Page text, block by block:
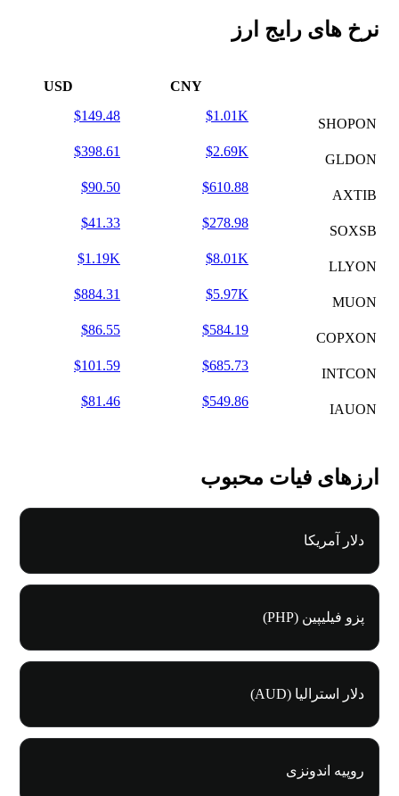
نرخ های رایج ارز
CNY
USD
SHOPON
$1.01K
$149.48
GLDON
$2.69K
$398.61
AXTIB
$610.88
$90.50
SOXSB
$278.98
$41.33
LLYON
$8.01K
$1.19K
MUON
$5.97K
$884.31
COPXON
$584.19
$86.55
INTCON
$685.73
$101.59
IAUON
$549.86
$81.46
ارزهای فیات محبوب
دلار آمریکا
پزو فیلیپین (PHP)
دلار استرالیا (AUD)
روپیه اندونزی